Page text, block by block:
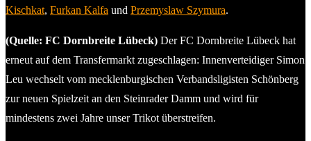
Kischkat, Furkan Kalfa und Przemyslaw Szymura.
(Quelle: FC Dornbreite Lübeck) Der FC Dornbreite Lübeck hat
erneut auf dem Transfermarkt zugeschlagen: Innenverteidiger Simon
Leu wechselt vom mecklenburgischen Verbandsligisten Schönberg
zur neuen Spielzeit an den Steinrader Damm und wird für
mindestens zwei Jahre unser Trikot überstreifen.